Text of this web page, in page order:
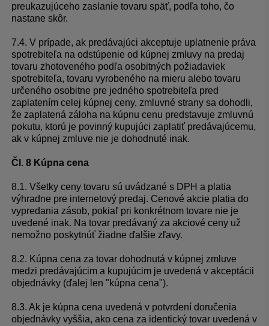
preukazujúceho zaslanie tovaru späť, podľa toho, čo
nastane skôr.
7.4. V prípade, ak predávajúci akceptuje uplatnenie práva
spotrebiteľa na odstúpenie od kúpnej zmluvy na predaj
tovaru zhotoveného podľa osobitných požiadaviek
spotrebiteľa, tovaru vyrobeného na mieru alebo tovaru
určeného osobitne pre jedného spotrebiteľa pred
zaplatením celej kúpnej ceny, zmluvné strany sa dohodli,
že zaplatená záloha na kúpnu cenu predstavuje zmluvnú
pokutu, ktorú je povinný kupujúci zaplatiť predávajúcemu,
ak v kúpnej zmluve nie je dohodnuté inak.
Čl. 8 Kúpna cena
8.1. Všetky ceny tovaru sú uvádzané s DPH a platia
výhradne pre internetový predaj. Cenové akcie platia do
vypredania zásob, pokiaľ pri konkrétnom tovare nie je
uvedené inak. Na tovar predávaný za akciové ceny už
nemožno poskytnúť žiadne ďalšie zľavy.
8.2. Kúpna cena za tovar dohodnutá v kúpnej zmluve
medzi predávajúcim a kupujúcim je uvedená v akceptácii
objednávky (ďalej len "kúpna cena").
8.3. Ak je kúpna cena uvedená v potvrdení doručenia
objednávky vyššia, ako cena za identický tovar uvedená v